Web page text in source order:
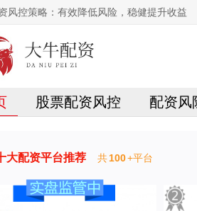
风控策略：有效降低风险，稳健提升收益
股票配资风控 配资风
大配资平台推荐 共100+平台